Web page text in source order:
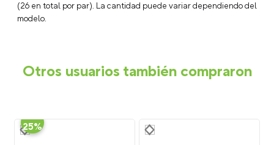
(26 en total por par). La cantidad puede variar dependiendo del
modelo.
Otros usuarios también compraron
-
25%